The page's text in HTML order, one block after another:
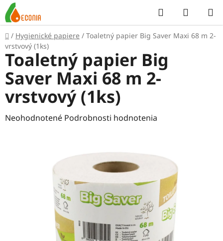
Prejsť
na
obsah
Hľadať
KOŠÍK
Domov
/ Hygienické papiere / Toaletný papier Big Saver Maxi 68 m 2-
vrstvový (1ks)
Toaletný papier Big
Saver Maxi 68 m 2-
vrstvový (1ks)
Priemerné
Neohodnotené Podrobnosti hodnotenia